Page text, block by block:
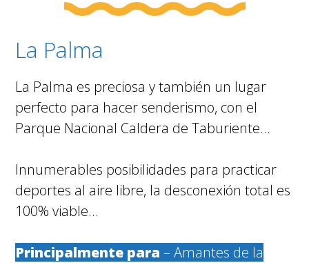
La Palma
La Palma es preciosa y también un lugar
perfecto para hacer senderismo, con el
Parque Nacional Caldera de Taburiente…
Innumerables posibilidades para practicar
deportes al aire libre, la desconexión total es
100% viable…
Principalmente para – Amantes de la